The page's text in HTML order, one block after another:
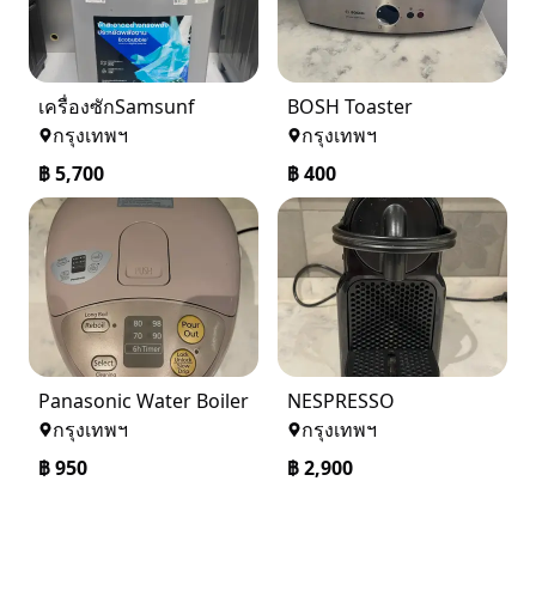
เครื่องซักSamsunf
กรุงเทพฯ
฿5,700
BOSH Toaster
กรุงเทพฯ
฿400
Panasonic Water Boiler
กรุงเทพฯ
฿950
NESPRESSO
กรุงเทพฯ
฿2,900